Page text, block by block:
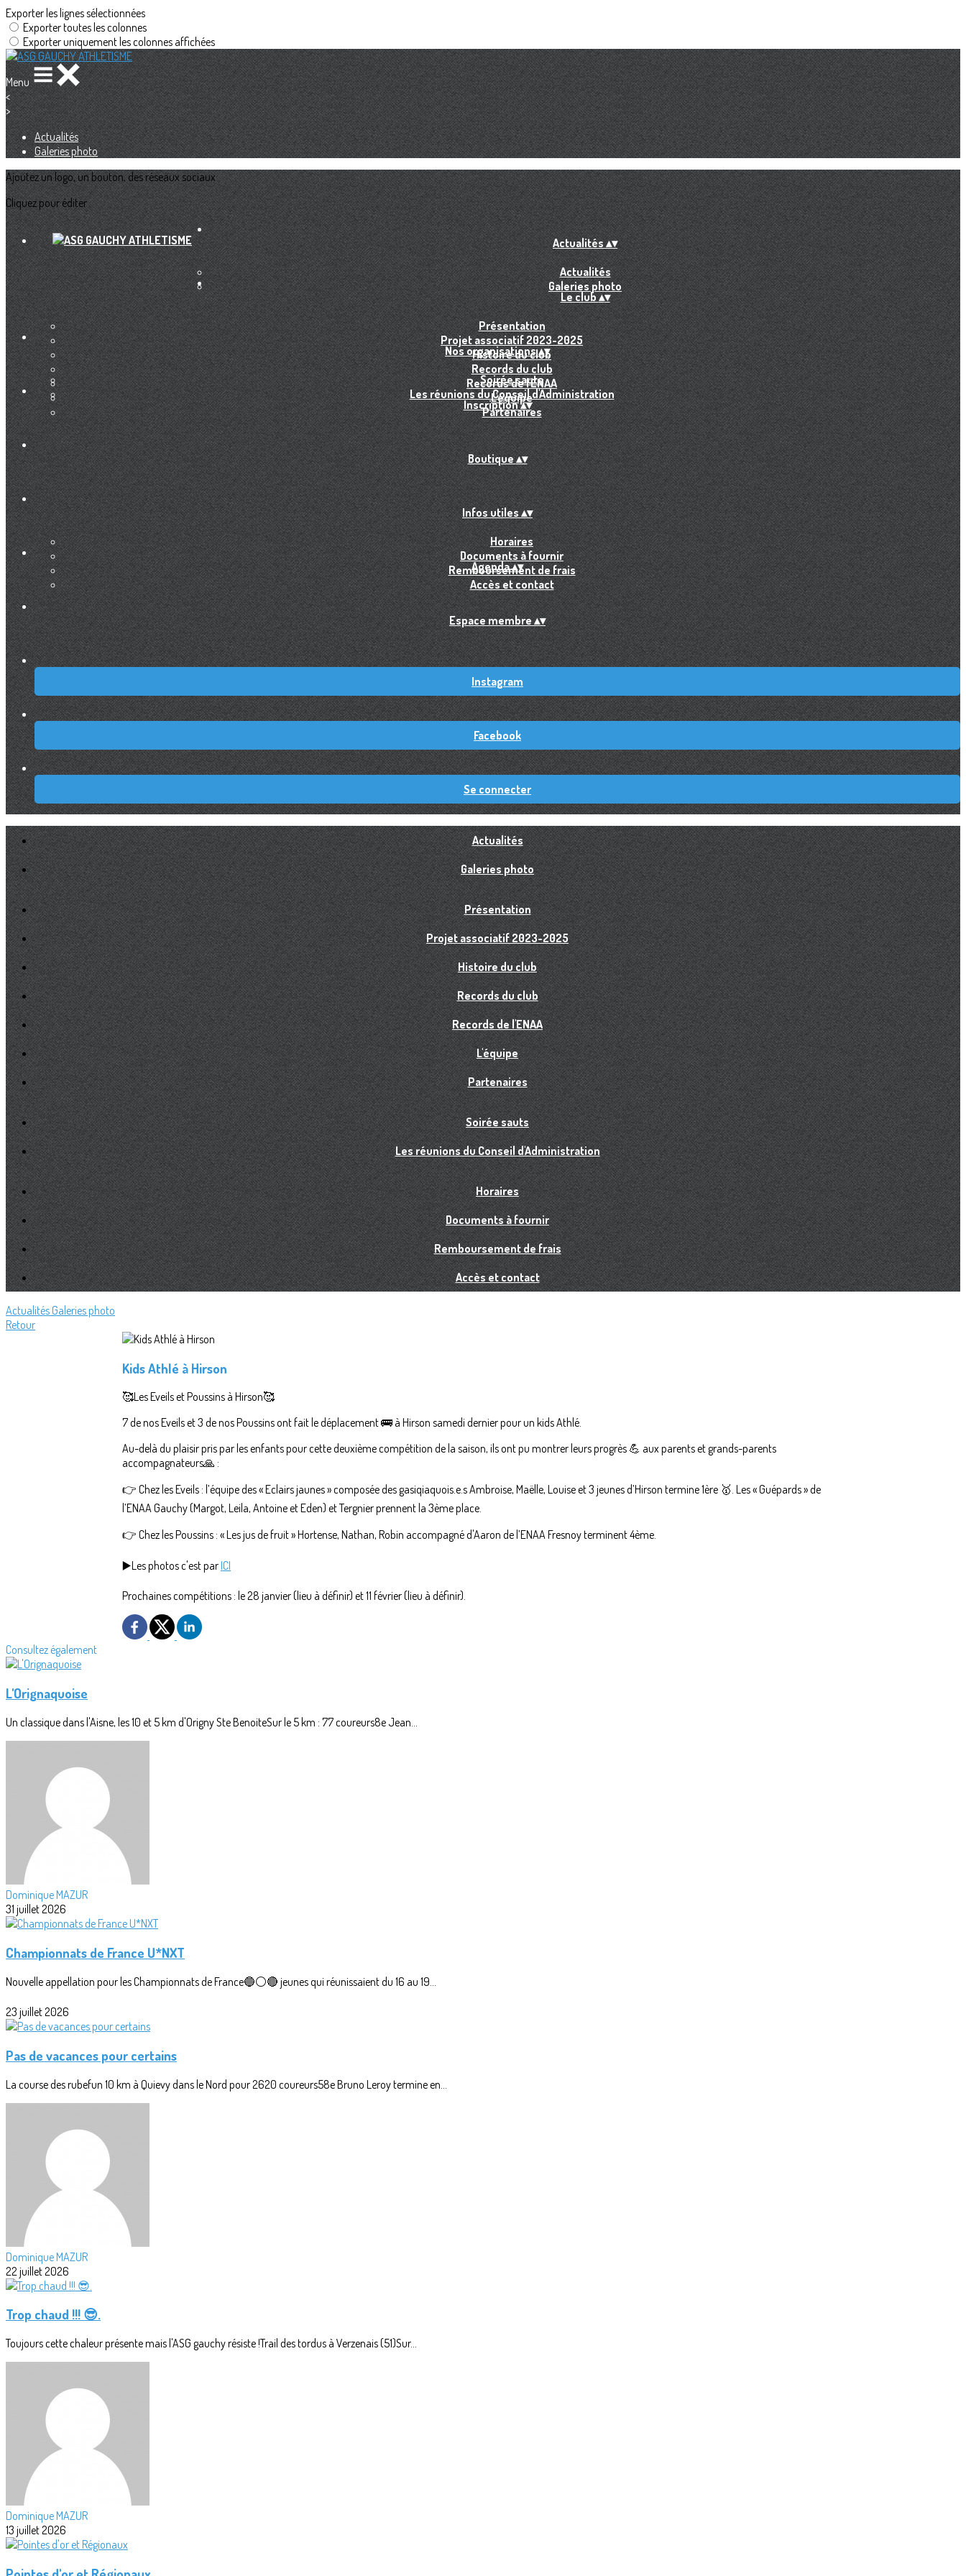
Exporter les lignes sélectionnées
Exporter toutes les colonnes
Exporter uniquement les colonnes affichées
Menu
<
>
Actualités
Galeries photo
Ajoutez un logo, un bouton, des réseaux sociaux
Cliquez pour éditer
Actualités▴▾
Actualités
Galeries photo
Le club▴▾
Présentation
Projet associatif 2023-2025
Histoire du club
Records du club
Records de l'ENAA
L'équipe
Partenaires
Nos organisations▴▾
Soirée sauts
Les réunions du Conseil d'Administration
Inscription▴▾
Boutique▴▾
Infos utiles▴▾
Horaires
Documents à fournir
Remboursement de frais
Accès et contact
Agenda▴▾
Espace membre▴▾
Instagram
Facebook
Se connecter
Actualités
Galeries photo
Présentation
Projet associatif 2023-2025
Histoire du club
Records du club
Records de l'ENAA
L'équipe
Partenaires
Soirée sauts
Les réunions du Conseil d'Administration
Horaires
Documents à fournir
Remboursement de frais
Accès et contact
Actualités Galeries photo
Retour
Kids Athlé à Hirson
🥰Les Eveils et Poussins à Hirson🥰
7 de nos Eveils et 3 de nos Poussins ont fait le déplacement 🚌 à Hirson samedi dernier pour un kids Athlé.
Au-delà du plaisir pris par les enfants pour cette deuxième compétition de la saison, ils ont pu montrer leurs progrès 💪 aux parents et grands-parents
accompagnateurs🙏 :
👉 Chez les Eveils : l’équipe des « Eclairs jaunes » composée des gasiqiaquois.e.s Ambroise, Maëlle, Louise et 3 jeunes d’Hirson termine 1ère 🥇. Les « Guépards » de
l’ENAA Gauchy (Margot, Leila, Antoine et Eden) et Tergnier prennent la 3ème place.
👉 Chez les Poussins : « Les jus de fruit » Hortense, Nathan, Robin accompagné d'Aaron de l’ENAA Fresnoy terminent 4ème.
▶️Les photos c'est par ICI
Prochaines compétitions : le 28 janvier (lieu à définir) et 11 février (lieu à définir).
Consultez également
L'Orignaquoise
Un classique dans l'Aisne, les 10 et 5 km d'Origny Ste BenoiteSur le 5 km : 77 coureurs8e Jean...
Dominique MAZUR
31 juillet 2026
Championnats de France U*NXT
Nouvelle appellation pour les Championnats de France🔵⚪🔴 jeunes qui réunissaient du 16 au 19...
23 juillet 2026
Pas de vacances pour certains
La course des rubefun 10 km à Quievy dans le Nord pour 2620 coureurs58e Bruno Leroy termine en...
Dominique MAZUR
22 juillet 2026
Trop chaud !!! 😎.
Toujours cette chaleur présente mais l'ASG gauchy résiste !Trail des tordus à Verzenais (51)Sur...
Dominique MAZUR
13 juillet 2026